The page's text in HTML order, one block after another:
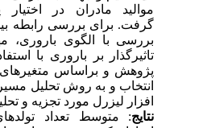
موالید مادران در
گرفت. برای بررسی رابطه
بررسی با الگوی باروری،
تاثیرگذار بر باروری با
پژوهش و براساس
انتخاب و به روش تحلیل مسیر
افزار لیزرل مورد تجزیه و
نتایج